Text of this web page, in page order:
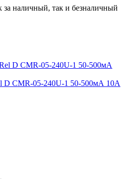
за наличный, так и безналичный
D CMR-05-240U-1 50-500мА 10А